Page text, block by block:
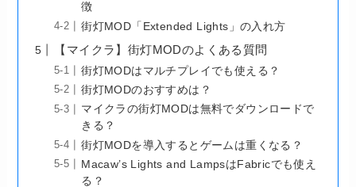
徴
街灯MOD「Extended Lights」の入れ方
【マイクラ】街灯MODのよくある質問
街灯MODはマルチプレイでも使える？
街灯MODのおすすめは？
マイクラの街灯MODは無料でダウンロードで
きる？
街灯MODを導入するとゲームは重くなる？
Macaw’s Lights and LampsはFabricでも使え
る？